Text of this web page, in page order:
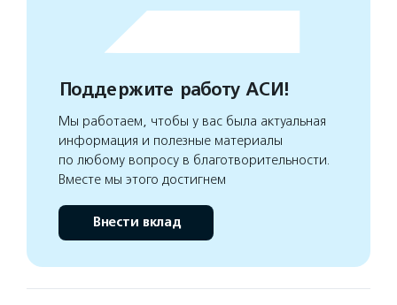
Поддержите работу АСИ!
Мы работаем, чтобы у вас была актуальная
информация и полезные материалы
по любому вопросу в благотворительности.
Вместе мы этого достигнем
Внести вклад